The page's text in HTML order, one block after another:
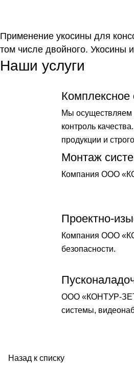
Применение укосины для
том числе двойного. Укосины
Наши услуги
Комплексное
Мы осуществляем
контроль
продукции и
Монтаж
Компания ООО
Проектно-
Компания ООО
безопасности.
ООО «КОНТУР-
системы,
Назад к списку